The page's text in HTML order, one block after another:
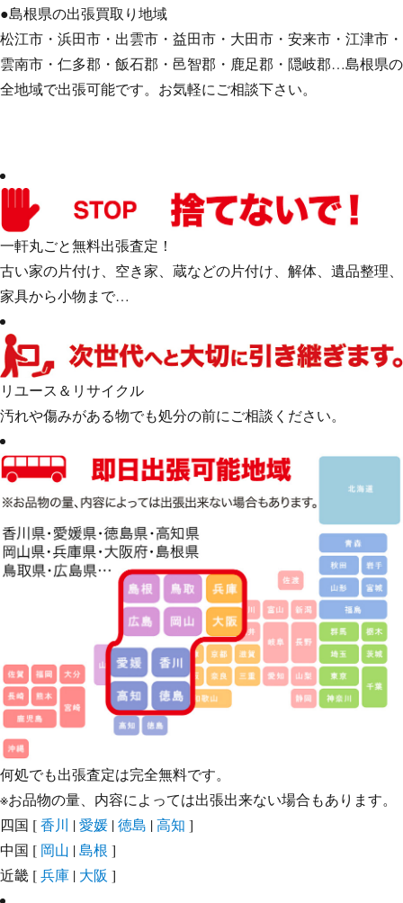
●島根県の出張買取り地域
松江市・浜田市・出雲市・益田市・大田市・安来市・江津市・
雲南市・仁多郡・飯石郡・邑智郡・鹿足郡・隠岐郡…島根県の
全地域で出張可能です。お気軽にご相談下さい。
一軒丸ごと無料出張査定！
古い家の片付け、空き家、蔵などの片付け、解体、遺品整理、
家具から小物まで…
リユース＆リサイクル
汚れや傷みがある物でも処分の前にご相談ください。
何処でも出張査定は完全無料です。
※お品物の量、内容によっては出張出来ない場合もあります。
四国 [香川 |愛媛 |徳島 |高知 ]
中国 [ 岡山 |島根 ]
近畿 [兵庫 | 大阪 ]